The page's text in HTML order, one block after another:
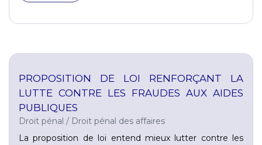
PROPOSITION DE LOI RENFORÇANT LA
LUTTE CONTRE LES FRAUDES AUX AIDES
PUBLIQUES
Droit pénal / Droit pénal des affaires
La proposition de loi entend mieux lutter contre les